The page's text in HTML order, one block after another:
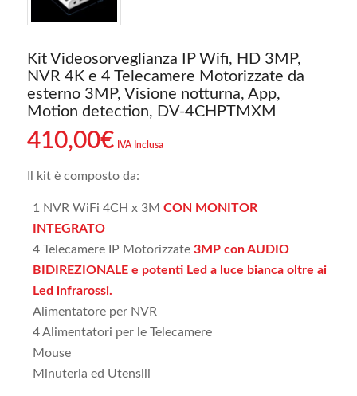
Kit Videosorveglianza IP Wifi, HD 3MP,
NVR 4K e 4 Telecamere Motorizzate da
esterno 3MP, Visione notturna, App,
Motion detection, DV-4CHPTMXM
410,00€ IVA Inclusa
Il kit è composto da:
1 NVR WiFi 4CH x 3M CON MONITOR
INTEGRATO
4 Telecamere IP Motorizzate 3MP con AUDIO
BIDIREZIONALE e potenti Led a luce bianca oltre ai
Led infrarossi.
Alimentatore per NVR
4 Alimentatori per le Telecamere
Mouse
Minuteria ed Utensili